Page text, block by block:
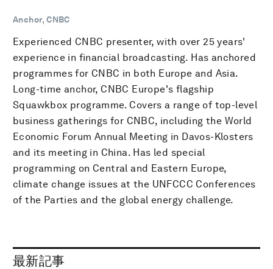
Anchor, CNBC
Experienced CNBC presenter, with over 25 years'
experience in financial broadcasting. Has anchored
programmes for CNBC in both Europe and Asia.
Long-time anchor, CNBC Europe's flagship
Squawkbox programme. Covers a range of top-level
business gatherings for CNBC, including the World
Economic Forum Annual Meeting in Davos-Klosters
and its meeting in China. Has led special
programming on Central and Eastern Europe,
climate change issues at the UNFCCC Conferences
of the Parties and the global energy challenge.
最新記事